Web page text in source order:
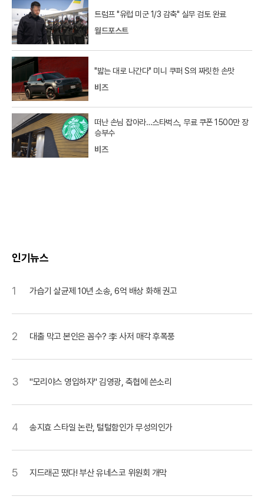
트럼프 "유럽 미군 1/3 감축" 실무 검토 완료
월드포스트
"밟는 대로 나간다" 미니 쿠퍼 S의 짜릿한 손맛
비즈
떠난 손님 잡아라…스타벅스, 무료 쿠폰 1500만 장
승부수
비즈
인기뉴스
1 가습기 살균제 10년 소송, 6억 배상 화해 권고
2 대출 막고 본인은 꼼수? 李 사저 매각 후폭풍
3 "모리야스 영입하자" 김영광, 축협에 쓴소리
4 송지효 스타일 논란, 털털함인가 무성의인가
5 지드래곤 떴다! 부산 유네스코 위원회 개막